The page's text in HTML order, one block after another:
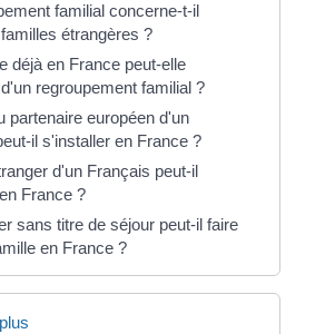
familial concerne-t-il
étrangères ?
déjà en France peut-elle
regroupement familial ?
partenaire européen d'un
il s'installer en France ?
d'un Français peut-il
France ?
sans titre de séjour peut-il faire
en France ?